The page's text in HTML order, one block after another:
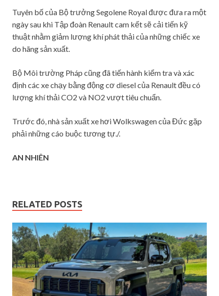
Tuyên bố của Bộ trưởng Segolene Royal được đưa ra một
ngày sau khi Tập đoàn Renault cam kết sẽ cải tiến kỹ
thuật nhằm giảm lượng khí phát thải của những chiếc xe
do hãng sản xuất.
Bộ Môi trường Pháp cũng đã tiến hành kiểm tra và xác
định các xe chạy bằng động cơ diesel của Renault đều có
lượng khí thải CO2 và NO2 vượt tiêu chuẩn.
Trước đó, nhà sản xuất xe hơi Wolkswagen của Đức gặp
phải những cáo buộc tương tự./.
AN NHIÊN
RELATED POSTS